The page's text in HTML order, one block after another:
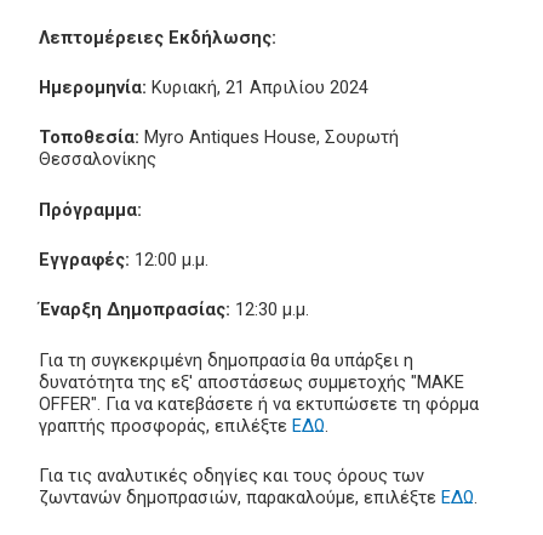
Λεπτομέρειες Εκδήλωσης:
Ημερομηνία: Κυριακή, 21 Απριλίου 2024
Τοποθεσία: Myro Antiques House, Σουρωτή
Θεσσαλονίκης
Πρόγραμμα:
Εγγραφές: 12:00 μ.μ.
Έναρξη Δημοπρασίας: 12:30 μ.μ.
Για τη συγκεκριμένη δημοπρασία θα υπάρξει η
δυνατότητα της εξ' αποστάσεως συμμετοχής "MAKE
OFFER". Για να κατεβάσετε ή να εκτυπώσετε τη φόρμα
γραπτής προσφοράς, επιλέξτε ΕΔΩ.
Για τις αναλυτικές οδηγίες και τους όρους των
ζωντανών δημοπρασιών, παρακαλούμε, επιλέξτε ΕΔΩ.